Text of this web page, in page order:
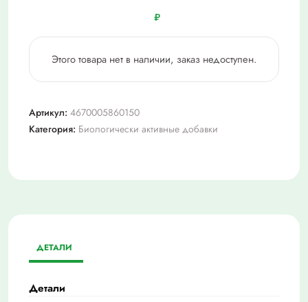
₽
Этого товара нет в наличии, заказ недоступен.
Артикул: 4670005860150
Категория: Биологически активные добавки
ДЕТАЛИ
Детали